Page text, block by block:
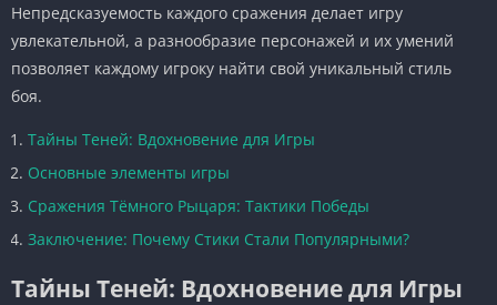
Непредсказуемость каждого сражения делает игру
увлекательной, а разнообразие персонажей и их умений
позволяет каждому игроку найти свой уникальный стиль
боя.
Тайны Теней: Вдохновение для Игры
Основные элементы игры
Сражения Тёмного Рыцаря: Тактики Победы
Заключение: Почему Стики Стали Популярными?
Тайны Теней: Вдохновение для Игры